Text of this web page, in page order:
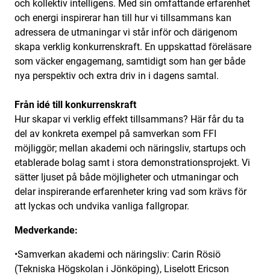
och kollektiv intelligens. Med sin omfattande erfarenhet
och energi inspirerar han till hur vi tillsammans kan
adressera de utmaningar vi står inför och därigenom
skapa verklig konkurrenskraft. En uppskattad föreläsare
som väcker engagemang, samtidigt som han ger både
nya perspektiv och extra driv in i dagens samtal.
Från idé till konkurrenskraft
Hur skapar vi verklig effekt tillsammans? Här får du ta
del av konkreta exempel på samverkan som FFI
möjliggör; mellan akademi och näringsliv, startups och
etablerade bolag samt i stora demonstrationsprojekt. Vi
sätter ljuset på både möjligheter och utmaningar och
delar inspirerande erfarenheter kring vad som krävs för
att lyckas och undvika vanliga fallgropar.
Medverkande:
•Samverkan akademi och näringsliv: Carin Rösiö
(Tekniska Högskolan i Jönköping), Liselott Ericson